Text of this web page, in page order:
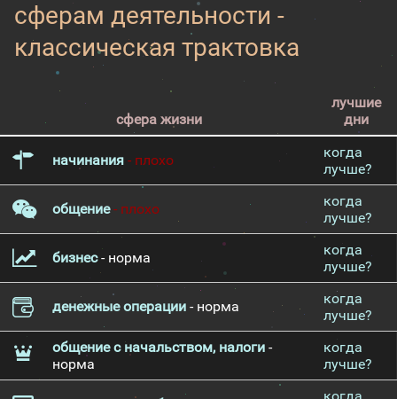
сферам деятельности -
классическая трактовка
сфера жизни
лучшие
дни
начинания - плохо
когда
лучше?
общение- плохо
когда
лучше?
бизнес- норма
когда
лучше?
денежные операции - норма
когда
лучше?
общение с начальством, налоги -
норма
когда
лучше?